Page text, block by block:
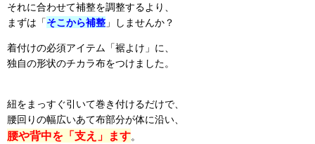
それに合わせて補整を調整するより、
まずは「そこから補整 」しませんか？
着付けの必須アイテム「裾よけ」に、
独自の形状のチカラ布をつけました。
紐をまっすぐ引いて巻き付けるだけで、
腰回りの幅広いあて布部分が体に沿い、
腰や背中を「支え」ます。